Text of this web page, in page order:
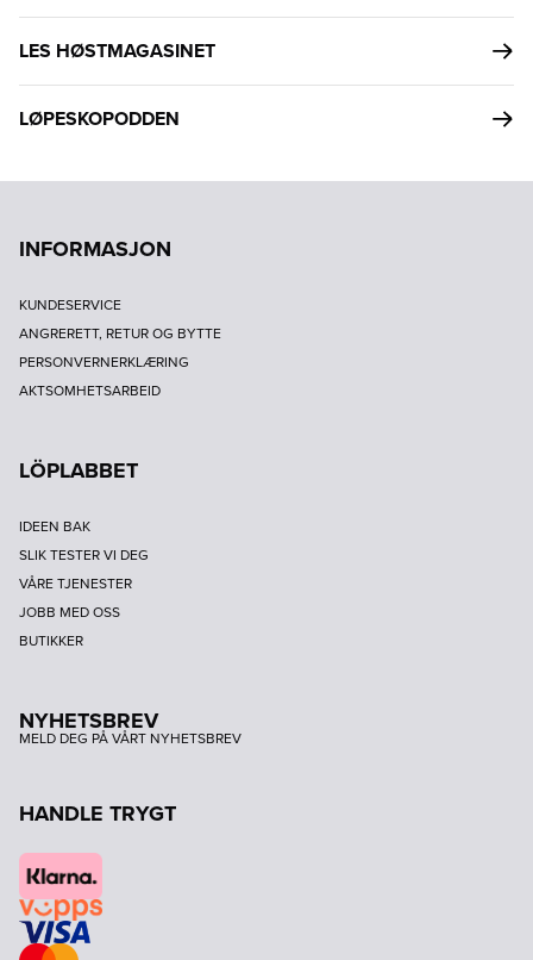
LES HØSTMAGASINET
LØPESKOPODDEN
INFORMASJON
KUNDESERVICE
ANGRERETT, RETUR OG BYTTE
PERSONVERNERKLÆRING
AKTSOMHETSARBEID
LÖPLABBET
IDEEN BAK
SLIK TESTER VI DEG
VÅRE TJENESTER
JOBB MED OSS
BUTIKKER
NYHETSBREV
MELD DEG PÅ VÅRT NYHETSBREV
HANDLE TRYGT